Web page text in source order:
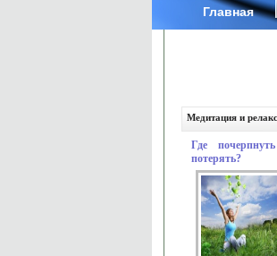
Главная
Медитация и
Где
потерять?